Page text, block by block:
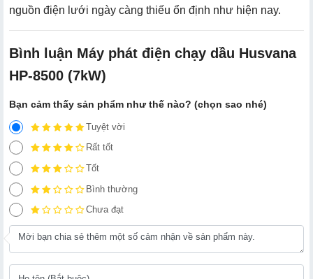
nguồn điện lưới ngày càng thiếu ổn định như hiện nay.
Bình luận Máy phát điện chạy dầu Husvana
HP-8500 (7kW)
Bạn cảm thấy sản phẩm như thế nào? (chọn sao nhé)
Tuyệt vời
Rất tốt
Tốt
Bình thường
Chưa đạt